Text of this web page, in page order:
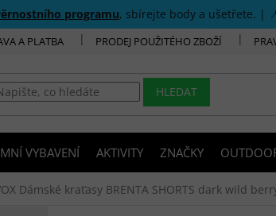
programu, sbírejte body a ušetřete. |
A PLATBA PRODEJ POUŽITÉHO ZBOŽÍ
HLEDAT
VYBAVENÍ AKTIVITY ZNAČKY
Dámské kraťasy BRENTA SHORTS dark wild